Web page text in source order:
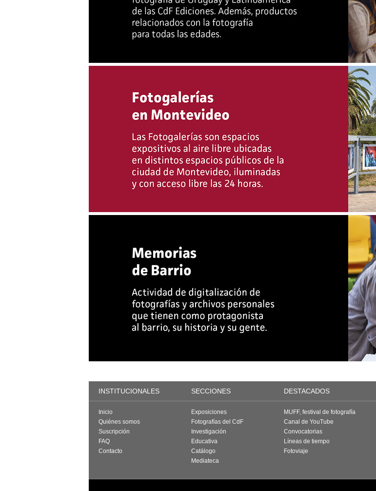
INSTITUCIONALES SECCIONES DESTACADOS
Inicio
Quiénes somos
Suscripción
FAQ
Contacto
Exposiciones
Fotografías del CdF
Investigación
Educativa
Catálogo
Mediateca
MUFF, festival de fotografía
Canal de YouTube
Convocatorias
Líneas de tiempo
Fotoviaje